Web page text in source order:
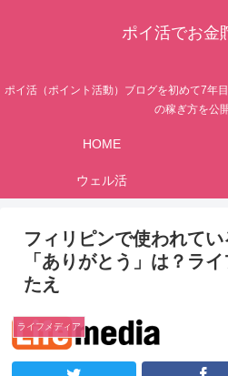
ポイ活でお金
ポイ活（ポイント活動）ブログを初めて7年
の稼ぎ方を公
HOME
ウェル活
フィリピンで使われて
「ありがとう」は？ラ
たえ
ライフメディア